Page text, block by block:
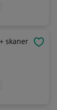
skaner